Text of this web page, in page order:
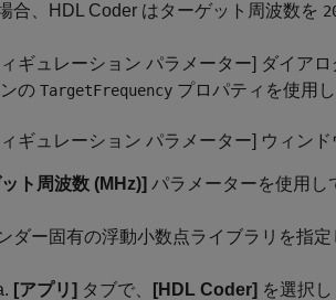
合、HDL Coder はターゲット周波数を
ギュレーション パラメーター] ダイア
の TargetFrequency プロパティを使用
ギュレーション パラメーター] ウィン
ト周波数 (MHz)] パラメーターを使用し
ダー固有の浮動小数点ライブラリを指定
[アプリ] タブで、 [HDL Coder] を選択し